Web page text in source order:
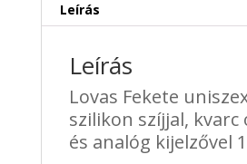
Leírás
Leírás
Lovas Fekete
szilikon szíjjal, kvarc
és analóg kijelzővel